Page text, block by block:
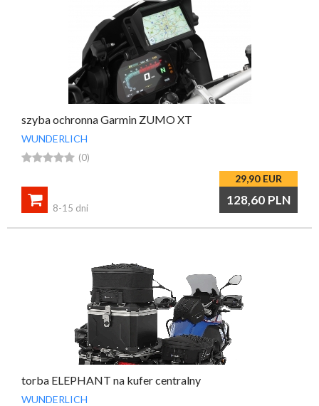
szyba ochronna Garmin ZUMO XT
WUNDERLICH
 (0)
29,90 EUR
128,60 PLN

8-15 dni
torba ELEPHANT na kufer centralny
WUNDERLICH